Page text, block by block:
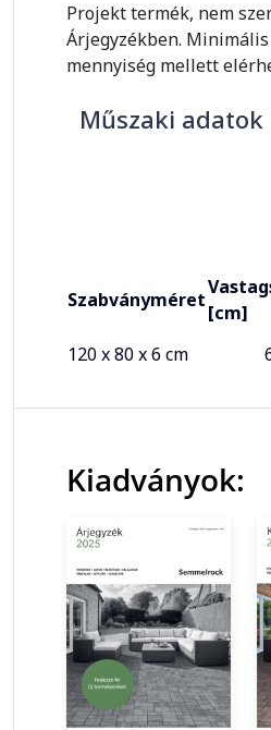
Projekt termék, nem
Árjegyzékben.
mennyiség mellett
Műszaki adatok
Szabványméret
[cm]
120 x 80 x 6 cm
Kiadványok: